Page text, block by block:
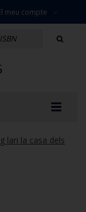
meu compte
lari la casa dels